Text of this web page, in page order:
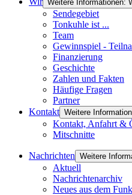
Weitere Informationen:
Sendegebiet
Tonkuhle ist ...
Team
Gewinnspiel -
Finanzierung
Geschichte
Zahlen und Fakten
Häufige Fragen
Partner
Kontakt Weitere
Kontakt, Anfahrt &
Mitschnitte
Nachrichten Weitere
Aktuell
Nachrichtenarchiv
Neues aus dem